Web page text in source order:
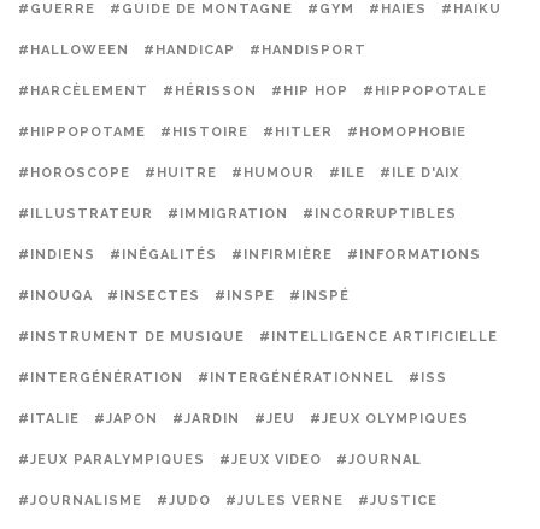
#GUERRE #GUIDE DE MONTAGNE #GYM #HAIES #HAIKU
#HALLOWEEN #HANDICAP #HANDISPORT
#HARCÈLEMENT #HÉRISSON #HIP HOP #HIPPOPOTALE
#HIPPOPOTAME #HISTOIRE #HITLER #HOMOPHOBIE
#HOROSCOPE #HUITRE #HUMOUR #ILE #ILE D'AIX
#ILLUSTRATEUR #IMMIGRATION #INCORRUPTIBLES
#INDIENS #INÉGALITÉS #INFIRMIÈRE #INFORMATIONS
#INOUQA #INSECTES #INSPE #INSPÉ
#INSTRUMENT DE MUSIQUE #INTELLIGENCE ARTIFICIELLE
#INTERGÉNÉRATION #INTERGÉNÉRATIONNEL #ISS
#ITALIE #JAPON #JARDIN #JEU #JEUX OLYMPIQUES
#JEUX PARALYMPIQUES #JEUX VIDEO #JOURNAL
#JOURNALISME #JUDO #JULES VERNE #JUSTICE